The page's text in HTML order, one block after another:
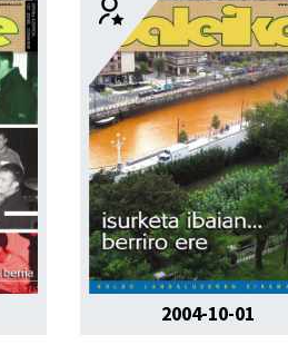
2004-10-01